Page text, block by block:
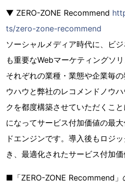
▼ ZERO-ZONE Recommend
ts/zero-zone-recommend
ソーシャルメディア時代に、ビ
も重要なWebマーケティングソリ
それぞれの業種・業態や企業毎
ウハウと弊社のレコメンドノウ
クを都度構築させていただくこ
になってサービス付加価値の最
ドエンジンです。導入後もロジ
き、最適化されたサービス付加価
■「ZERO-ZONE Recommend」